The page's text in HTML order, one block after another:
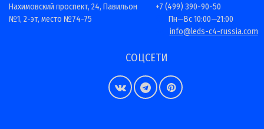
Нахимовский проспект, 24, Павильон
№1, 2-эт, место №74-75
+7 (499) 390-90-50
Пн—Вс 10:00—21:00
info@leds-c4-russia.com
СОЦСЕТИ